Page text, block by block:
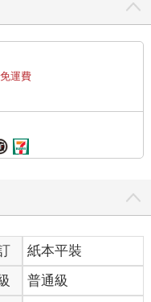
運費
紙本平裝
普通級